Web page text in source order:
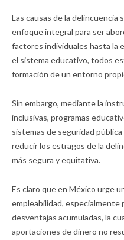
Las causas de la
enfoque integral para ser
factores individuales hasta la
el sistema educativo, todos
formación de un entorno
Sin embargo, mediante la
inclusivas, programas
sistemas de seguridad
reducir los estragos de la
más segura y equitativa.
Es claro que en México urge
empleabilidad, especialmente
desventajas acumuladas, la
aportaciones de dinero no